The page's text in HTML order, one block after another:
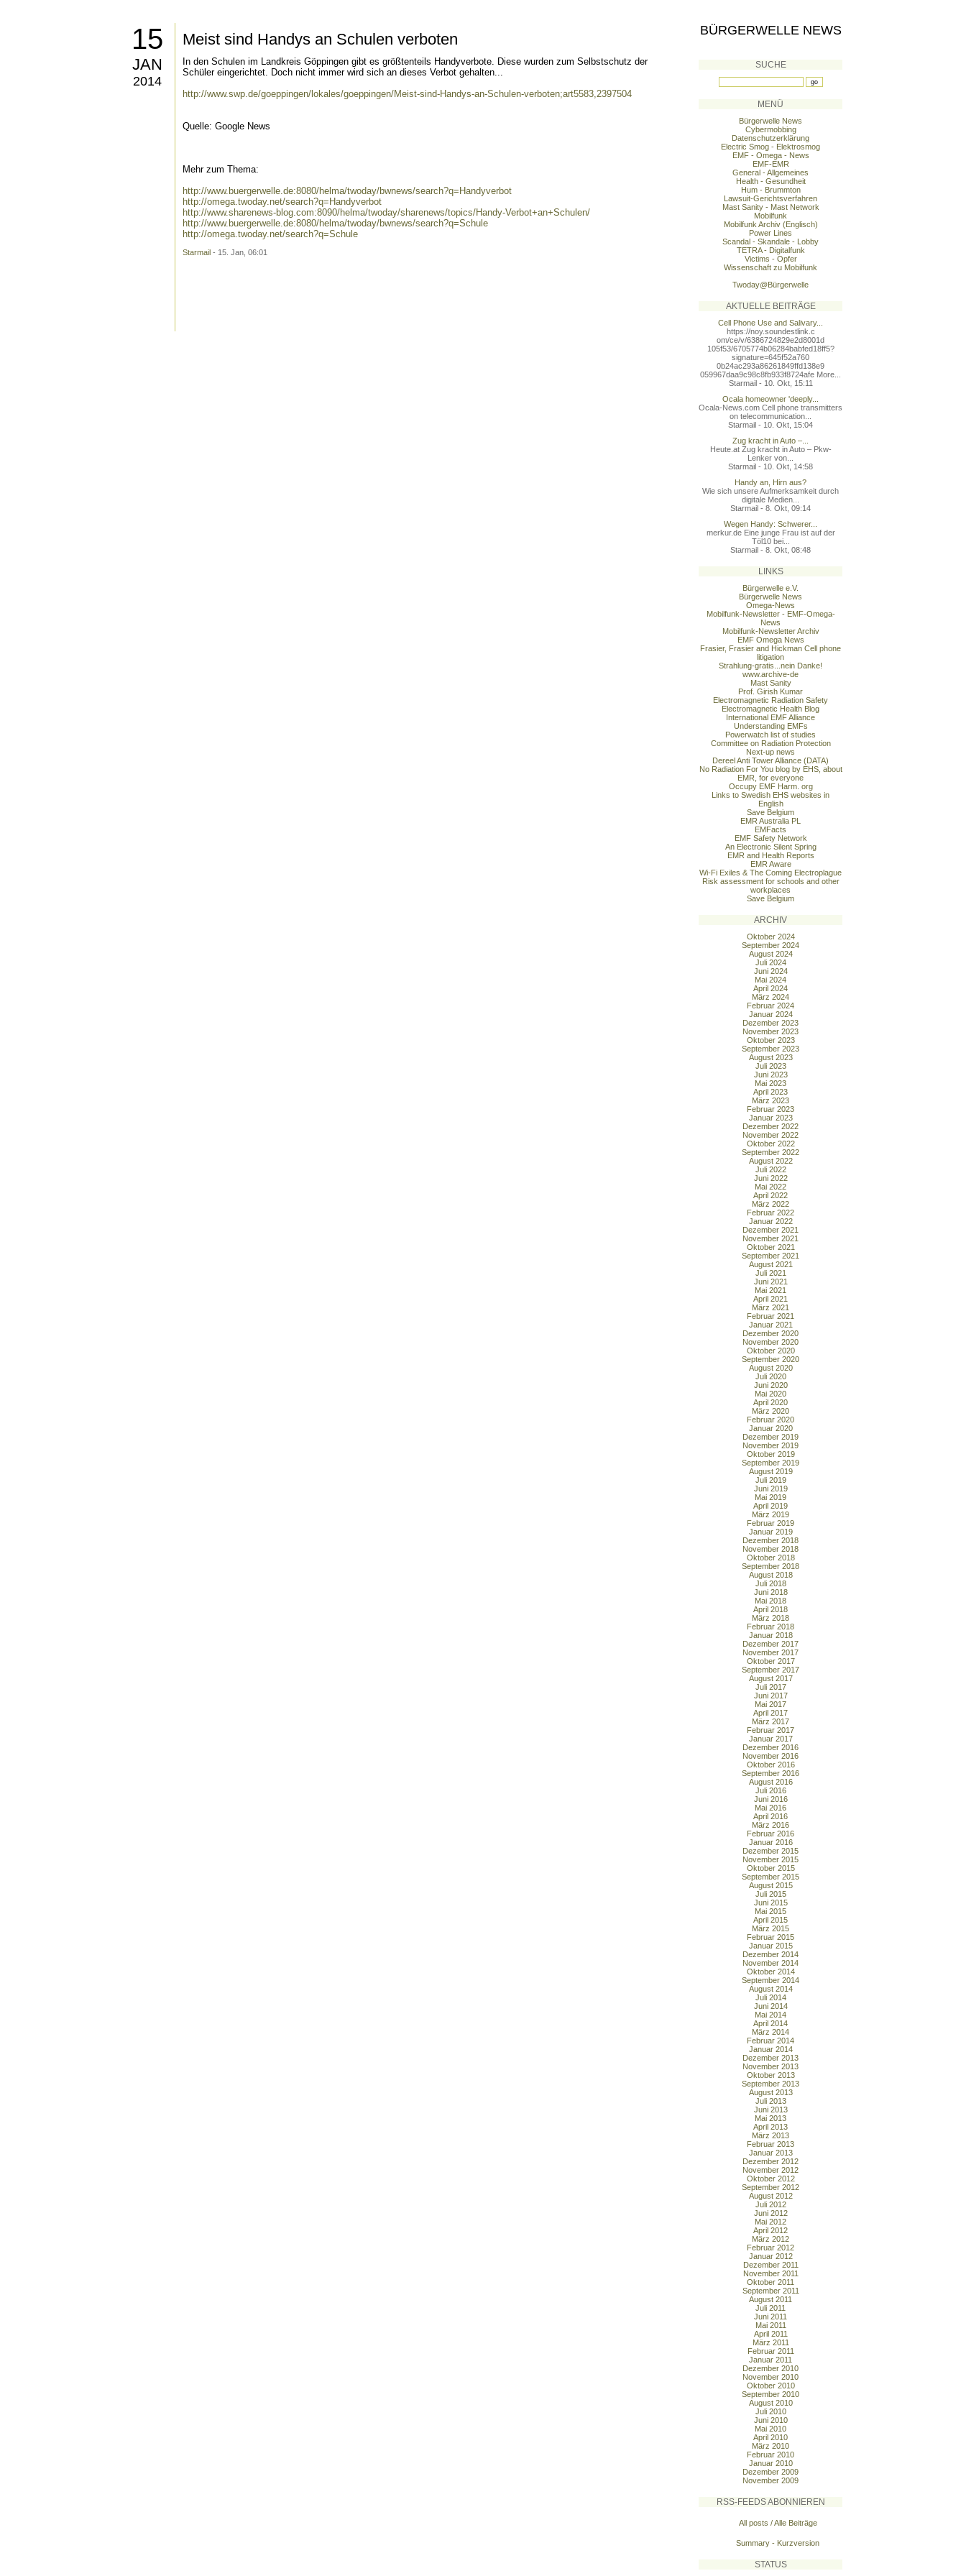
15
JAN
2014
Meist sind Handys an Schulen verboten
In den Schulen im Landkreis Göppingen gibt es größtenteils Handyverbote. Diese wurden zum Selbstschutz der
Schüler eingerichtet. Doch nicht immer wird sich an dieses Verbot gehalten...
http://www.swp.de/goeppingen/lokales/goeppingen/Meist-sind-Handys-an-Schulen-verboten;art5583,2397504
Quelle: Google News
Mehr zum Thema:
http://www.buergerwelle.de:8080/helma/twoday/bwnews/search?q=Handyverbot
http://omega.twoday.net/search?q=Handyverbot
http://www.sharenews-blog.com:8090/helma/twoday/sharenews/topics/Handy-Verbot+an+Schulen/
http://www.buergerwelle.de:8080/helma/twoday/bwnews/search?q=Schule
http://omega.twoday.net/search?q=Schule
Starmail - 15. Jan, 06:01
BÜRGERWELLE NEWS
SUCHE
MENÜ
Bürgerwelle News
Cybermobbing
Datenschutzerklärung
Electric Smog - Elektrosmog
EMF - Omega - News
EMF-EMR
General - Allgemeines
Health - Gesundheit
Hum - Brummton
Lawsuit-Gerichtsverfahren
Mast Sanity - Mast Network
Mobilfunk
Mobilfunk Archiv (Englisch)
Power Lines
Scandal - Skandale - Lobby
TETRA - Digitalfunk
Victims - Opfer
Wissenschaft zu Mobilfunk
Twoday@Bürgerwelle
AKTUELLE BEITRÄGE
Cell Phone Use and Salivary...
https://noy.soundestlink.c
om/ce/v/6386724829e2d8001d
105f53/6705774b06284babfed18ff5?
signature=645f52a760
0b24ac293a86261849ffd138e9
059967daa9c98c8fb933f8724afe More...
Starmail - 10. Okt, 15:11
Ocala homeowner 'deeply...
Ocala-News.com Cell phone transmitters
on telecommunication...
Starmail - 10. Okt, 15:04
Zug kracht in Auto –...
Heute.at Zug kracht in Auto – Pkw-
Lenker von...
Starmail - 10. Okt, 14:58
Handy an, Hirn aus?
Wie sich unsere Aufmerksamkeit durch
digitale Medien...
Starmail - 8. Okt, 09:14
Wegen Handy: Schwerer...
merkur.de Eine junge Frau ist auf der
Töl10 bei...
Starmail - 8. Okt, 08:48
LINKS
Bürgerwelle e.V.
Bürgerwelle News
Omega-News
Mobilfunk-Newsletter - EMF-Omega-
News
Mobilfunk-Newsletter Archiv
EMF Omega News
Frasier, Frasier and Hickman Cell phone
litigation
Strahlung-gratis...nein Danke!
www.archive-de
Mast Sanity
Prof. Girish Kumar
Electromagnetic Radiation Safety
Electromagnetic Health Blog
International EMF Alliance
Understanding EMFs
Powerwatch list of studies
Committee on Radiation Protection
Next-up news
Dereel Anti Tower Alliance (DATA)
No Radiation For You blog by EHS, about
EMR, for everyone
Occupy EMF Harm. org
Links to Swedish EHS websites in
English
Save Belgium
EMR Australia PL
EMFacts
EMF Safety Network
An Electronic Silent Spring
EMR and Health Reports
EMR Aware
Wi-Fi Exiles & The Coming Electroplague
Risk assessment for schools and other
workplaces
Save Belgium
ARCHIV
Oktober 2024
September 2024
August 2024
Juli 2024
Juni 2024
Mai 2024
April 2024
März 2024
Februar 2024
Januar 2024
Dezember 2023
November 2023
Oktober 2023
September 2023
August 2023
Juli 2023
Juni 2023
Mai 2023
April 2023
März 2023
Februar 2023
Januar 2023
Dezember 2022
November 2022
Oktober 2022
September 2022
August 2022
Juli 2022
Juni 2022
Mai 2022
April 2022
März 2022
Februar 2022
Januar 2022
Dezember 2021
November 2021
Oktober 2021
September 2021
August 2021
Juli 2021
Juni 2021
Mai 2021
April 2021
März 2021
Februar 2021
Januar 2021
Dezember 2020
November 2020
Oktober 2020
September 2020
August 2020
Juli 2020
Juni 2020
Mai 2020
April 2020
März 2020
Februar 2020
Januar 2020
Dezember 2019
November 2019
Oktober 2019
September 2019
August 2019
Juli 2019
Juni 2019
Mai 2019
April 2019
März 2019
Februar 2019
Januar 2019
Dezember 2018
November 2018
Oktober 2018
September 2018
August 2018
Juli 2018
Juni 2018
Mai 2018
April 2018
März 2018
Februar 2018
Januar 2018
Dezember 2017
November 2017
Oktober 2017
September 2017
August 2017
Juli 2017
Juni 2017
Mai 2017
April 2017
März 2017
Februar 2017
Januar 2017
Dezember 2016
November 2016
Oktober 2016
September 2016
August 2016
Juli 2016
Juni 2016
Mai 2016
April 2016
März 2016
Februar 2016
Januar 2016
Dezember 2015
November 2015
Oktober 2015
September 2015
August 2015
Juli 2015
Juni 2015
Mai 2015
April 2015
März 2015
Februar 2015
Januar 2015
Dezember 2014
November 2014
Oktober 2014
September 2014
August 2014
Juli 2014
Juni 2014
Mai 2014
April 2014
März 2014
Februar 2014
Januar 2014
Dezember 2013
November 2013
Oktober 2013
September 2013
August 2013
Juli 2013
Juni 2013
Mai 2013
April 2013
März 2013
Februar 2013
Januar 2013
Dezember 2012
November 2012
Oktober 2012
September 2012
August 2012
Juli 2012
Juni 2012
Mai 2012
April 2012
März 2012
Februar 2012
Januar 2012
Dezember 2011
November 2011
Oktober 2011
September 2011
August 2011
Juli 2011
Juni 2011
Mai 2011
April 2011
März 2011
Februar 2011
Januar 2011
Dezember 2010
November 2010
Oktober 2010
September 2010
August 2010
Juli 2010
Juni 2010
Mai 2010
April 2010
März 2010
Februar 2010
Januar 2010
Dezember 2009
November 2009
RSS-FEEDS ABONNIEREN
All posts / Alle Beiträge
Summary - Kurzversion
STATUS